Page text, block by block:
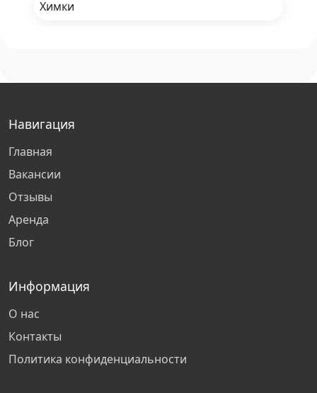
Химки
Одинцово
Хабаровск
Набережные Челны
Санкт-Петербург
Ростов-на-Дону
Навигация
Главная
Вакансии
Отзывы
Аренда
Блог
Информация
О нас
Контакты
Политика конфиденциальности